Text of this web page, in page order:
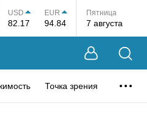
USD
82.17
EUR
94.84
Пятница
7 августа
Точка зрения